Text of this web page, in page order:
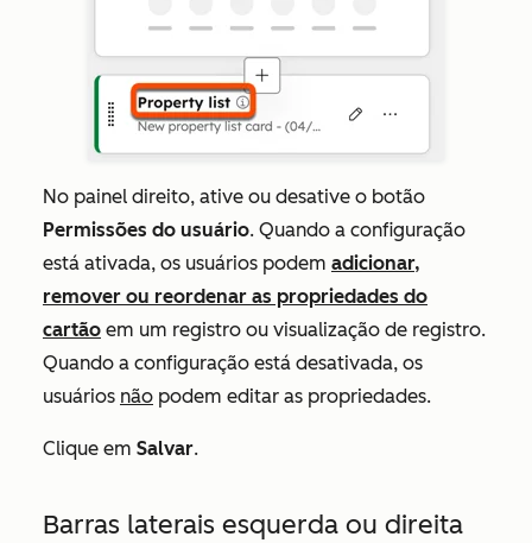
No painel direito, ative ou desative o botão
Permissões do usuário. Quando a configuração
está ativada, os usuários podem adicionar,
remover ou reordenar as propriedades do
cartão em um registro ou visualização de registro.
Quando a configuração está desativada, os
usuários não podem editar as propriedades.
Clique em Salvar.
Barras laterais esquerda ou direita